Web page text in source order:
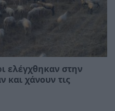
ελέγχθηκαν στην
και χάνουν τις